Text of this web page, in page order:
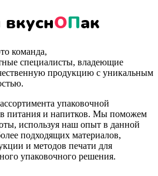
вкуснОПак
команда,
специалисты, владеющие
продукцию с уникальным
упаковочной
питания и напитков. Мы поможем
используя наш опыт в данной
подходящих материалов,
и методов печати для
упаковочного решения.